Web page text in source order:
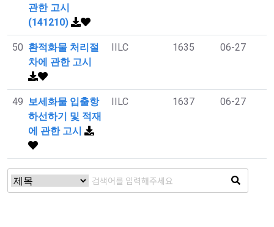
관한 고시
(141210)
50 환적화물 처리절
차에 관한 고시
IILC 1635 06-27
49 보세화물 입출항
하선하기 및 적재
에 관한 고시
IILC 1637 06-27